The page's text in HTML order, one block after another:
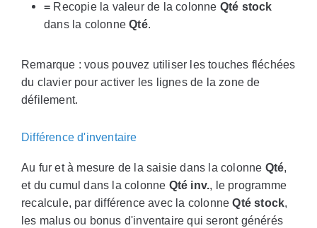
= Recopie la valeur de la colonne Qté stock
dans la colonneQté.
Remarque : vous pouvez utiliser les touches fléchées
du clavier pour activer les lignes de la zone de
défilement.
Différence d'inventaire
Au fur et à mesure de la saisie dans la colonne Qté,
et du cumul dans la colonne Qté inv., le programme
recalcule, par différence avec la colonneQté stock,
les malus ou bonus d'inventaire qui seront générés